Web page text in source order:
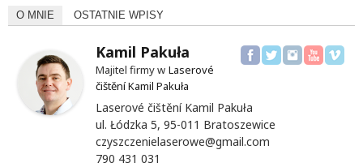
O MNIE OSTATNIE WPISY
Kamil Pakuła
Majitel firmy w Laserové
čištění Kamil Pakuła
Laserové čištění Kamil Pakuła
ul. Łódzka 5, 95-011 Bratoszewice
czyszczenielaserowe@gmail.com
790 431 031